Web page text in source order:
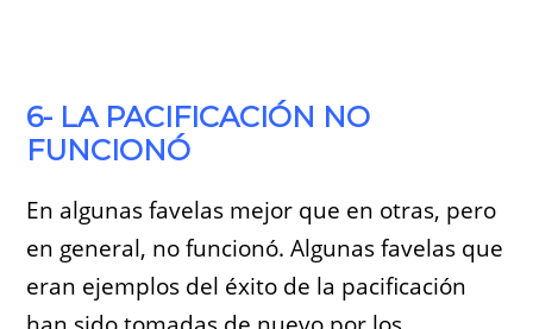
6- LA PACIFICACIÓN NO
FUNCIONÓ
En algunas favelas mejor que en otras, pero
en general, no funcionó. Algunas favelas que
eran ejemplos del éxito de la pacificación